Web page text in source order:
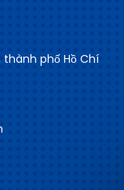
thành phố Hồ Chí